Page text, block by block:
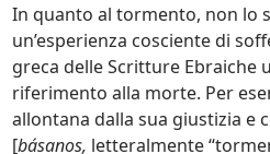
In quanto al tormento, non lo
un’esperienza cosciente di
greca delle Scritture Ebraiche
riferimento alla morte. Per
allontana dalla sua giustizia e
[básanos, letteralmente